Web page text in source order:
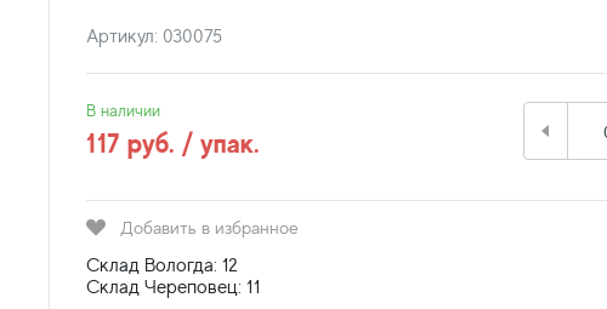
Артикул: 030075
В наличии
117 руб. / упак.
Добавить в избранное
Склад Вологда: 12
Склад Череповец: 11